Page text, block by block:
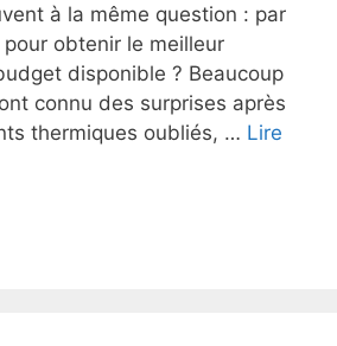
à la même question : par
obtenir le meilleur
disponible ? Beaucoup
connu des surprises après
thermiques oubliés, … Lire